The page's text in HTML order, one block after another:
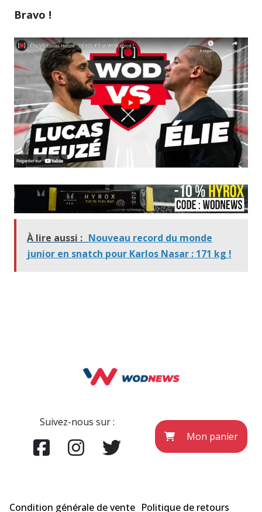
Bravo !
À lire aussi : Nouveau record du monde
junior en snatch pour Karlos Nasar : 171 kg !
Suivez-nous sur :
Mon panier
Condition générale de vente Politique de retours